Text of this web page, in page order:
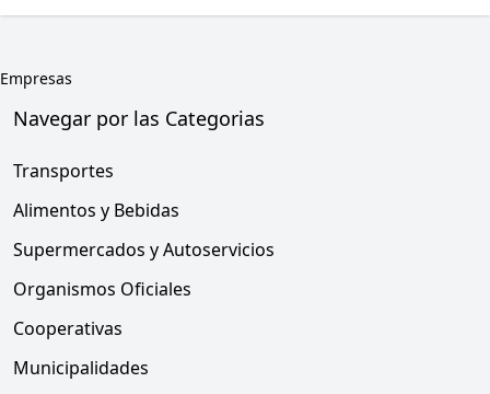
Empresas
Navegar por las Categorias
Transportes
Alimentos y Bebidas
Supermercados y Autoservicios
Organismos Oficiales
Cooperativas
Municipalidades